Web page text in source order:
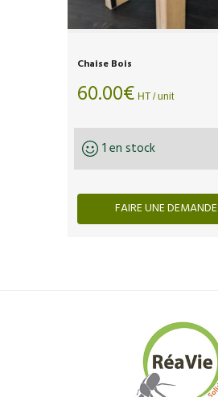
Chaise Bois
60.00€ HT / unit
1 en stock
FAIRE UNE DEMANDE